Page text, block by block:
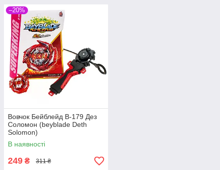
–20%
Вовчок Бейблейд B-179 Дез
Соломон (beyblade Deth
Solomon)
В наявності
249 ₴ 311 ₴